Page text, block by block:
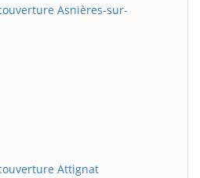
Asnières-sur-
Attignat